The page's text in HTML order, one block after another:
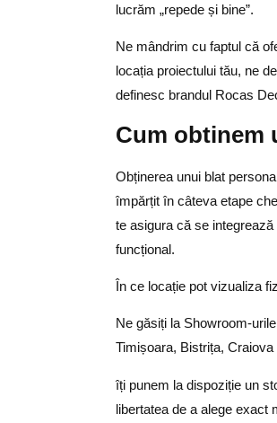
lucrăm „repede și bine”.
Ne mândrim cu faptul că
locația proiectului tău, ne
definesc brandul Rocas
Cum obtinem
Obținerea unui blat
împărțit în câteva etape
te asigura că se
funcțional.
În ce locație pot vizualiza
Ne găsiți la Showroom-
Timișoara, Bistrița,
îți punem la dispoziție un
libertatea de a alege exact